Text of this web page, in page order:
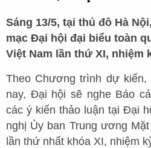
Sáng 13/5, tại thủ đô Hà
mạc Đại hội đại biểu toàn
Việt Nam lần thứ XI, nhiệm
Theo Chương trình dự kiến,
nay, Đại hội sẽ nghe Báo
các ý kiến thảo luận tại Đại
nghị Ủy ban Trung ương
lần thứ nhất khóa XI, nhiệm